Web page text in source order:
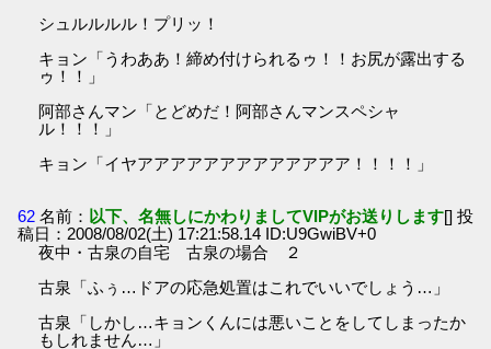
シュルルルル！プリッ！
キョン「うわああ！締め付けられるゥ！！お尻が露出する
ゥ！！」
阿部さんマン「とどめだ！阿部さんマンスペシャ
ル！！！」
キョン「イヤアアアアアアアアアアアアア！！！！」
62 名前： 以下、名無しにかわりましてVIPがお送りします[] 投
稿日：2008/08/02(土) 17:21:58.14 ID:U9GwiBV+0
夜中・古泉の自宅 古泉の場合 ２
古泉「ふぅ…ドアの応急処置はこれでいいでしょう…」
古泉「しかし…キョンくんには悪いことをしてしまったか
もしれません…」